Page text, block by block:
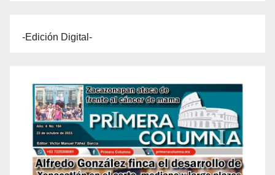
-Edición Digital-